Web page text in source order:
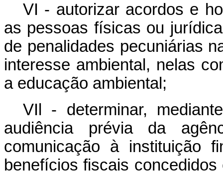
VI - autorizar acordos e
as pessoas físicas ou
de penalidades pecuniárias
interesse ambiental, nelas
a educação ambiental;
VIl - determinar,
audiência prévia da
comunicação à instituição
benefícios fiscais